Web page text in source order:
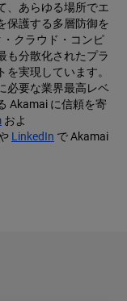
、あらゆる場所でエ
保護する多層防御を
クラウド・コンピ
も分散化されたプラ
実現しています。
必要な業界最高レベ
Akamai に信頼を寄
およ
LinkedIn で Akamai